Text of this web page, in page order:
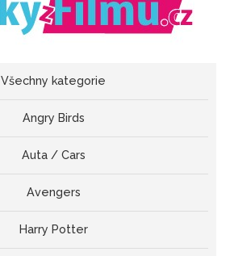
Všechny kategorie
Angry Birds
Auta / Cars
Avengers
Harry Potter